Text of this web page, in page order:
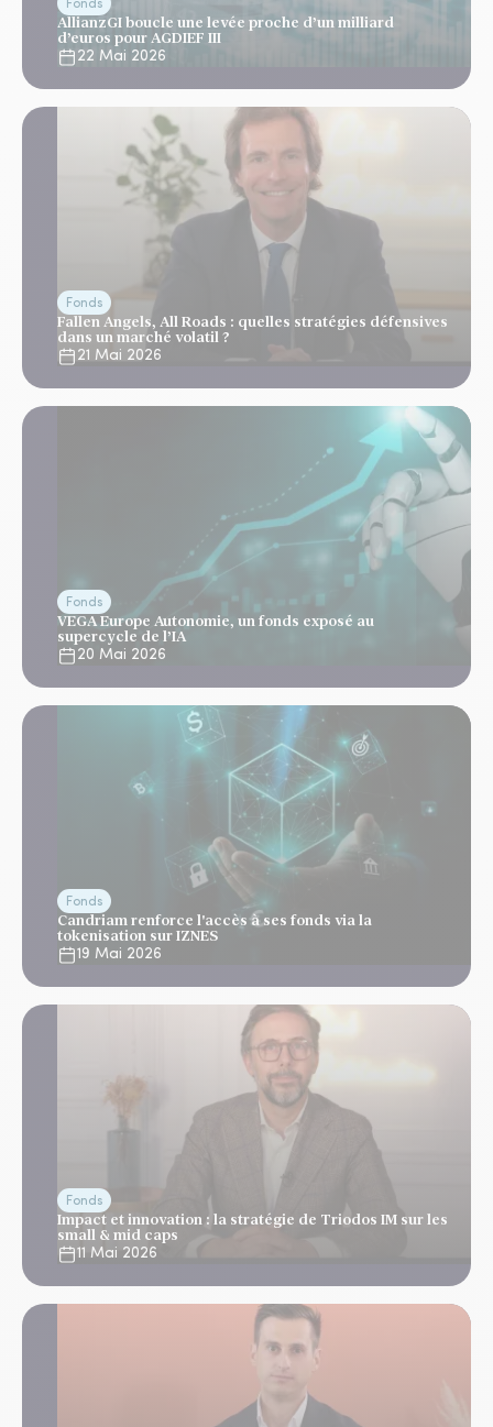
Fonds
AllianzGI boucle une levée proche d’un milliard
d’euros pour AGDIEF III
22 Mai 2026
Fonds
Fallen Angels, All Roads : quelles stratégies défensives
dans un marché volatil ?
21 Mai 2026
Fonds
VEGA Europe Autonomie, un fonds exposé au
supercycle de l’IA
20 Mai 2026
Fonds
Candriam renforce l'accès à ses fonds via la
tokenisation sur IZNES
19 Mai 2026
Fonds
Impact et innovation : la stratégie de Triodos IM sur les
small & mid caps
11 Mai 2026